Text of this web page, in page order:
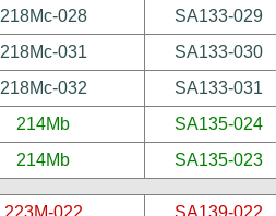
218Mc-028
SA133-029
218Mc-031
SA133-030
218Mc-032
SA133-031
214Mb
SA135-024
214Mb SA135-023
223M-022
SA139-022